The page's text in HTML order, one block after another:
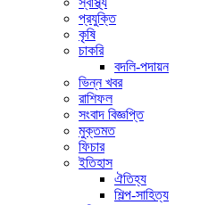
প্রযুক্তি
কৃষি
চাকরি
বদলি-পদায়ন
ভিন্ন খবর
রাশিফল
সংবাদ বিজ্ঞপ্তি
মুক্তমত
ফিচার
ইতিহাস
ঐতিহ্য
শিল্প-সাহিত্য